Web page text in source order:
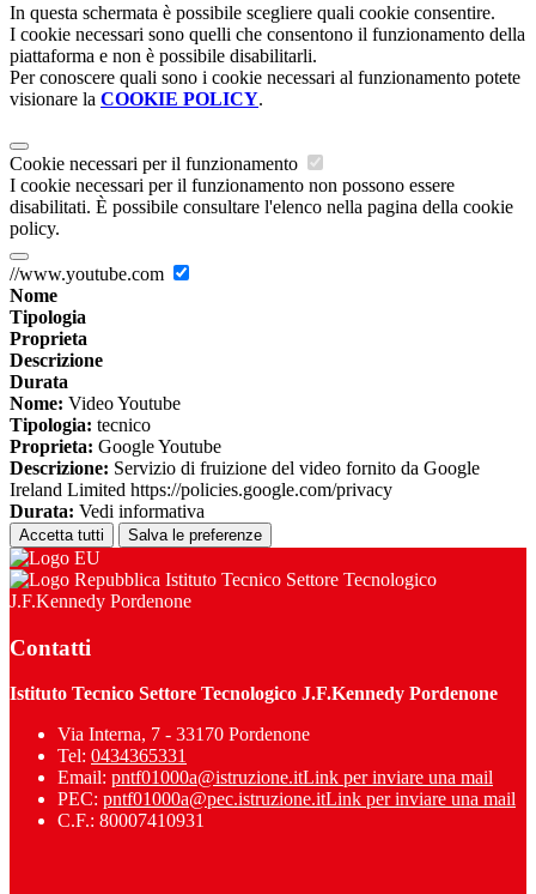
In questa schermata è possibile scegliere quali cookie consentire.
I cookie necessari sono quelli che consentono il funzionamento della
piattaforma e non è possibile disabilitarli.
Per conoscere quali sono i cookie necessari al funzionamento potete
visionare la COOKIE POLICY.
Cookie necessari per il funzionamento
I cookie necessari per il funzionamento non possono essere
disabilitati. È possibile consultare l'elenco nella pagina della cookie
policy.
//www.youtube.com
Nome
Tipologia
Proprieta
Descrizione
Durata
Nome: Video Youtube
Tipologia: tecnico
Proprieta: Google Youtube
Descrizione: Servizio di fruizione del video fornito da Google
Ireland Limited https://policies.google.com/privacy
Durata: Vedi informativa
Accetta tutti Salva le preferenze
Istituto Tecnico Settore Tecnologico
J.F.Kennedy Pordenone
Contatti
Istituto Tecnico Settore Tecnologico J.F.Kennedy Pordenone
Via Interna, 7 - 33170 Pordenone
Tel: 0434365331
Email: pntf01000a@istruzione.itLink per inviare una mail
PEC: pntf01000a@pec.istruzione.itLink per inviare una mail
C.F.: 80007410931